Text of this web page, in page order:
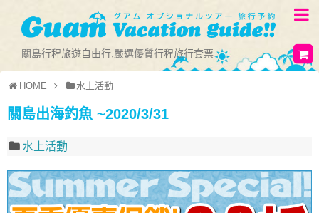
關島行程旅遊自由行,嚴選優質行程旅行套票
HOME 水上活動
關島出海釣魚 ~2020/3/31
水上活動